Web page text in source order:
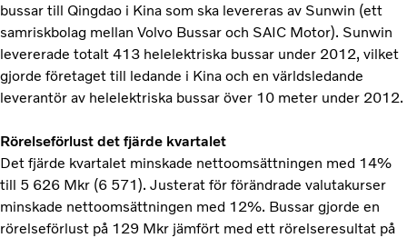
bussar till Qingdao i Kina som ska levereras av Sunwin (ett
samriskbolag mellan Volvo Bussar och SAIC Motor). Sunwin
levererade totalt 413 helelektriska bussar under 2012, vilket
gjorde företaget till ledande i Kina och en världsledande
leverantör av helelektriska bussar över 10 meter under 2012.
Rörelseförlust det fjärde kvartalet
Det fjärde kvartalet minskade nettoomsättningen med 14%
till 5 626 Mkr (6 571). Justerat för förändrade valutakurser
minskade nettoomsättningen med 12%. Bussar gjorde en
rörelseförlust på 129 Mkr jämfört med ett rörelseresultat på